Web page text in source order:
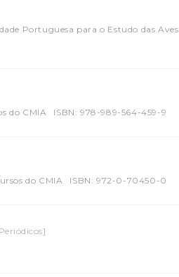
Portuguesa para o Estudo das Aves
do CMIA ISBN: 978-989-564-459-9
do CMIA ISBN: 972-0-70450-0